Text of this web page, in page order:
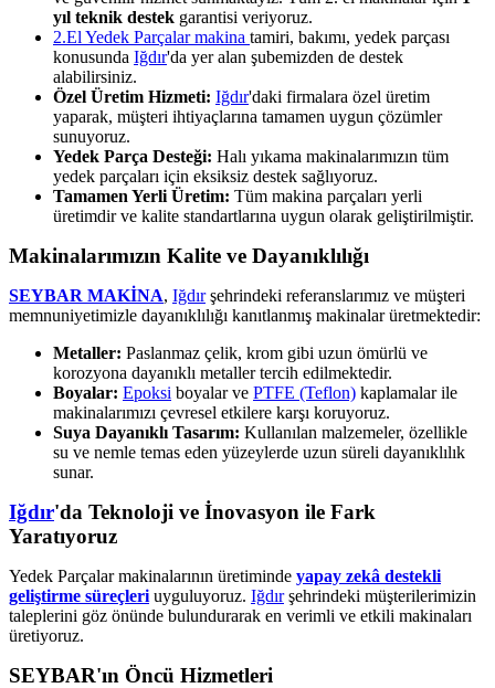
yıl teknik destek garantisi veriyoruz.
2.El Yedek Parçalar makina tamiri, bakımı, yedek parçası
konusunda Iğdır'da yer alan şubemizden de destek
alabilirsiniz.
Özel Üretim Hizmeti: Iğdır'daki firmalara özel üretim
yaparak, müşteri ihtiyaçlarına tamamen uygun çözümler
sunuyoruz.
Yedek Parça Desteği: Halı yıkama makinalarımızın tüm
yedek parçaları için eksiksiz destek sağlıyoruz.
Tamamen Yerli Üretim: Tüm makina parçaları yerli
üretimdir ve kalite standartlarına uygun olarak geliştirilmiştir.
Makinalarımızın Kalite ve Dayanıklılığı
SEYBAR MAKİNA, Iğdırşehrindeki referanslarımız ve müşteri
memnuniyetimizle dayanıklılığı kanıtlanmış makinalar üretmektedir:
Metaller: Paslanmaz çelik, krom gibi uzun ömürlü ve
korozyona dayanıklı metaller tercih edilmektedir.
Boyalar: Epoksi boyalar ve PTFE (Teflon) kaplamalar ile
makinalarımızı çevresel etkilere karşı koruyoruz.
Suya Dayanıklı Tasarım: Kullanılan malzemeler, özellikle
su ve nemle temas eden yüzeylerde uzun süreli dayanıklılık
sunar.
Iğdır'da Teknoloji ve İnovasyon ile Fark
Yaratıyoruz
Yedek Parçalar makinalarının üretiminde yapay zekâ destekli
geliştirme süreçleri uyguluyoruz. Iğdırşehrindeki müşterilerimizin
taleplerini göz önünde bulundurarak en verimli ve etkili makinaları
üretiyoruz.
SEYBAR'ın Öncü Hizmetleri